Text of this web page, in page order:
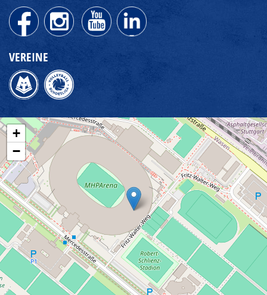
VEREINE
+
−